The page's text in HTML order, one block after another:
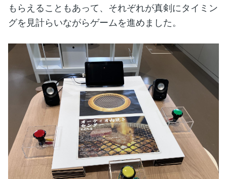
もらえることもあって、それぞれが真剣にタイミン
グを見計らいながらゲームを進めました。